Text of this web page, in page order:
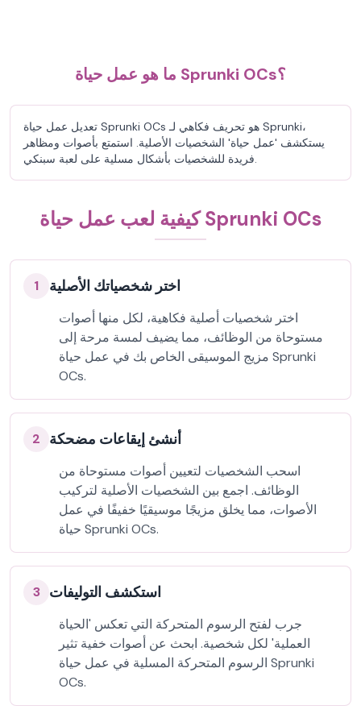
ما هو عمل حياة Sprunki OCs؟
تعديل عمل حياة Sprunki OCs هو تحريف فكاهي لـ Sprunki،
يستكشف 'عمل حياة' الشخصيات الأصلية. استمتع بأصوات ومظاهر
فريدة للشخصيات بأشكال مسلية على لعبة سبنكي.
كيفية لعب عمل حياة Sprunki OCs
1 اختر شخصياتك الأصلية
اختر شخصيات أصلية فكاهية، لكل منها أصوات
مستوحاة من الوظائف، مما يضيف لمسة مرحة إلى
مزيج الموسيقى الخاص بك في عمل حياة Sprunki
OCs.
2 أنشئ إيقاعات مضحكة
اسحب الشخصيات لتعيين أصوات مستوحاة من
الوظائف. اجمع بين الشخصيات الأصلية لتركيب
الأصوات، مما يخلق مزيجًا موسيقيًا خفيفًا في عمل
حياة Sprunki OCs.
3 استكشف التوليفات
جرب لفتح الرسوم المتحركة التي تعكس 'الحياة
العملية' لكل شخصية. ابحث عن أصوات خفية تثير
الرسوم المتحركة المسلية في عمل حياة Sprunki
OCs.